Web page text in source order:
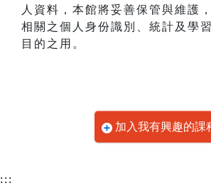
人資料，本館將妥善保管與維護
相關之個人身份識別、統計及學
目的之用。
加入我有興趣的課
:::